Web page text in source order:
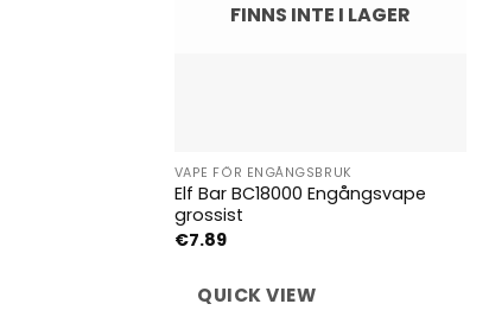
FINNS INTE I LAGER
VAPE FÖR ENGÅNGSBRUK
Elf Bar BC18000 Engångsvape
grossist
€7.89
QUICK VIEW